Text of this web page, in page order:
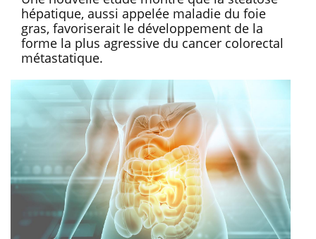
hépatique, aussi appelée maladie du foie
gras, favoriserait le développement de la
forme la plus agressive du cancer colorectal
métastatique.